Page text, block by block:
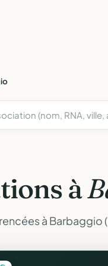
à
à Barbaggio